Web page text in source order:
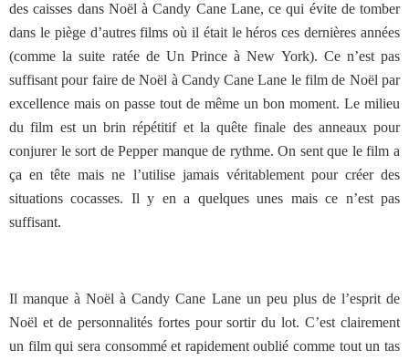
des caisses dans Noël à Candy Cane Lane, ce qui évite de tomber
dans le piège d’autres films où il était le héros ces dernières années
(comme la suite ratée de Un Prince à New York). Ce n’est pas
suffisant pour faire de Noël à Candy Cane Lane le film de Noël par
excellence mais on passe tout de même un bon moment. Le milieu
du film est un brin répétitif et la quête finale des anneaux pour
conjurer le sort de Pepper manque de rythme. On sent que le film a
ça en tête mais ne l’utilise jamais véritablement pour créer des
situations cocasses. Il y en a quelques unes mais ce n’est pas
suffisant.
Il manque à Noël à Candy Cane Lane un peu plus de l’esprit de
Noël et de personnalités fortes pour sortir du lot. C’est clairement
un film qui sera consommé et rapidement oublié comme tout un tas